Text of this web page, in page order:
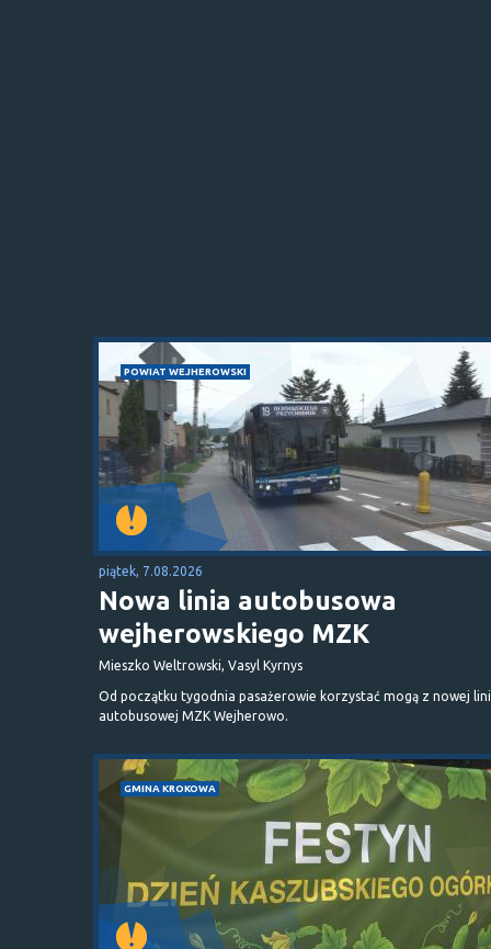
POWIAT WEJHEROWSKI
piątek, 7.08.2026
Nowa linia autobusowa
wejherowskiego MZK
Mieszko Weltrowski, Vasyl Kyrnys
Od początku tygodnia pasażerowie korzystać mogą z nowej
autobusowej MZK Wejherowo.
GMINA KROKOWA